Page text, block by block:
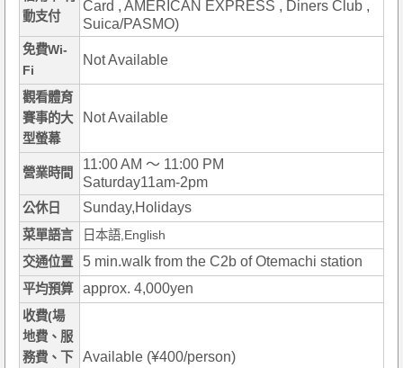
動支付
Card , AMERICAN EXPRESS , Diners Club ,
Suica/PASMO)
免費Wi-
Fi
Not Available
觀看體育
賽事的大
型螢幕
Not Available
營業時間
11:00 AM ～ 11:00 PM
Saturday11am-2pm
公休日 Sunday,Holidays
菜單語言
日本語,English
交通位置
5 min.walk from the C2b of Otemachi station
平均預算 approx. 4,000yen
收費(場
地費、服
務費、下
Available (¥400/person)